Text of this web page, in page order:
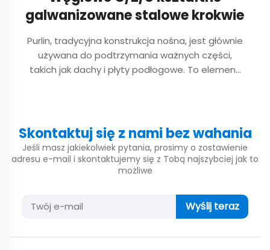
galwanizowane stalowe krokwie
Purlin, tradycyjna konstrukcja nośna, jest głównie
używana do podtrzymania ważnych części,
takich jak dachy i płyty podłogowe. To element
Skontaktuj się z nami bez wahania
Jeśli masz jakiekolwiek pytania, prosimy o zostawienie
adresu e-mail i skontaktujemy się z Tobą najszybciej jak to
możliwe
Wyślij teraz